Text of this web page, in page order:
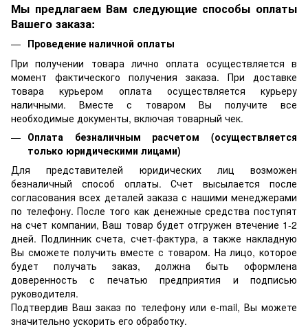
Мы предлагаем Вам следующие способы оплаты
Вашего заказа:
Проведение наличной оплаты
При получении товара лично оплата осуществляется в
момент фактического получения заказа. При доставке
товара курьером оплата осуществляется курьеру
наличными. Вместе с товаром Вы получите все
необходимые документы, включая товарный чек.
Оплата безналичным расчетом (осуществляется
только юридическими лицами)
Для представителей юридических лиц возможен
безналичный способ оплаты. Счет высылается после
согласования всех деталей заказа с нашими менеджерами
по телефону. После того как денежные средства поступят
на счет компании, Ваш товар будет отгружен втечение 1-2
дней. Подлинник счета, счет-фактура, а также накладную
Вы сможете получить вместе с товаром. На лицо, которое
будет получать заказ, должна быть оформлена
доверенность с печатью предприятия и подписью
руководителя.
Подтвердив Ваш заказ по телефону или e-mail, Вы можете
значительно ускорить его обработку.